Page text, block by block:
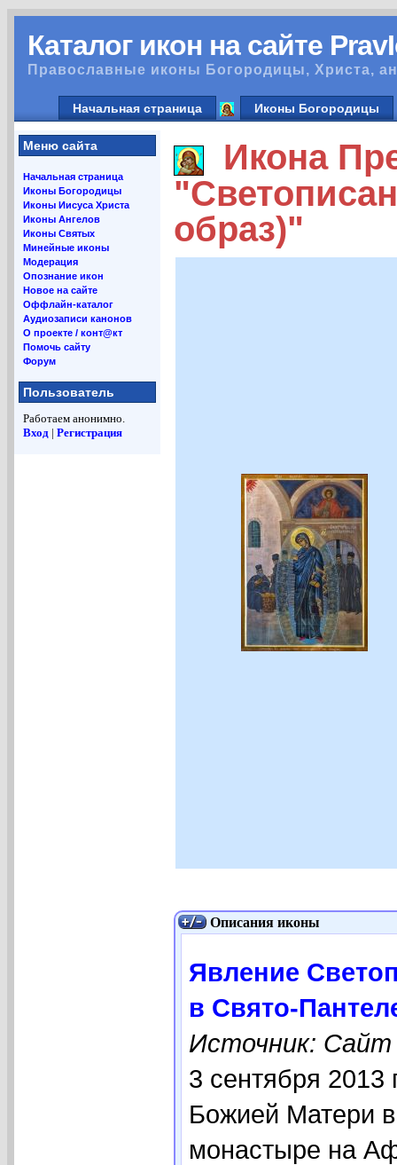
Каталог икон на сайте
Православные иконы Богородицы, Христа,
Начальная страница Иконы Богородицы
Меню сайта
Начальная страница
Иконы Богородицы
Иконы Иисуса Христа
Иконы Ангелов
Иконы Святых
Минейные иконы
Модерация
Опознание икон
Новое на сайте
Оффлайн-каталог
Аудиозаписи канонов
О проекте / конт@кт
Помочь сайту
Форум
Пользователь
Работаем анонимно.
Вход | Регистрация
Икона
образ)"
Описания иконы
Явление
в Свято-
Источник: Сайт
3 сентября 2013
Божией Матери
монастыре на